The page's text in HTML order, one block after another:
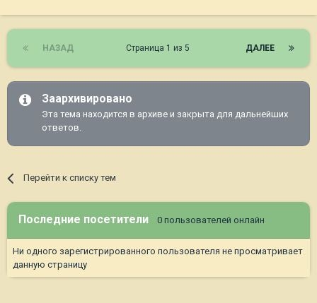
НАЗАД ДАЛЕЕ
Страница 1 из 5
Заархивировано
Эта тема находится в архиве и закрыта для дальнейших
ответов.
Перейти к списку тем
Последние посетители 0 пользователей онлайн
Ни одного зарегистрированного пользователя не просматривает
данную страницу